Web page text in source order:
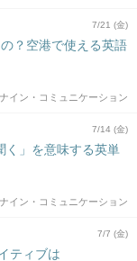
7/21 (金)
？空港で使える英語
イン・コミュニケーション
7/14 (金)
く」を意味する英単
イン・コミュニケーション
7/7 (金)
ティブは